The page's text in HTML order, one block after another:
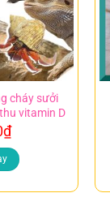
cháy sưởi
vitamin D
₫